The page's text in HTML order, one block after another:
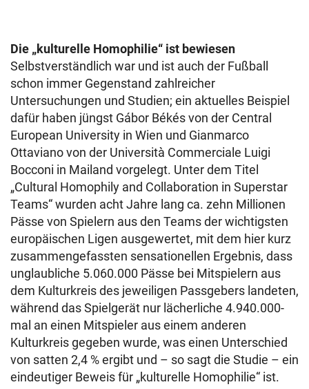
Die „kulturelle Homophilie“ ist bewiesen
Selbstverständlich war und ist auch der Fußball
schon immer Gegenstand zahlreicher
Untersuchungen und Studien; ein aktuelles Beispiel
dafür haben jüngst Gábor Békés von der Central
European University in Wien und Gianmarco
Ottaviano von der Università Commerciale Luigi
Bocconi in Mailand vorgelegt. Unter dem Titel
„Cultural Homophily and Collaboration in Superstar
Teams“ wurden acht Jahre lang ca. zehn Millionen
Pässe von Spielern aus den Teams der wichtigsten
europäischen Ligen ausgewertet, mit dem hier kurz
zusammengefassten sensationellen Ergebnis, dass
unglaubliche 5.060.000 Pässe bei Mitspielern aus
dem Kulturkreis des jeweiligen Passgebers landeten,
während das Spielgerät nur lächerliche 4.940.000-
mal an einen Mitspieler aus einem anderen
Kulturkreis gegeben wurde, was einen Unterschied
von satten 2,4 % ergibt und – so sagt die Studie – ein
eindeutiger Beweis für „kulturelle Homophilie“ ist.